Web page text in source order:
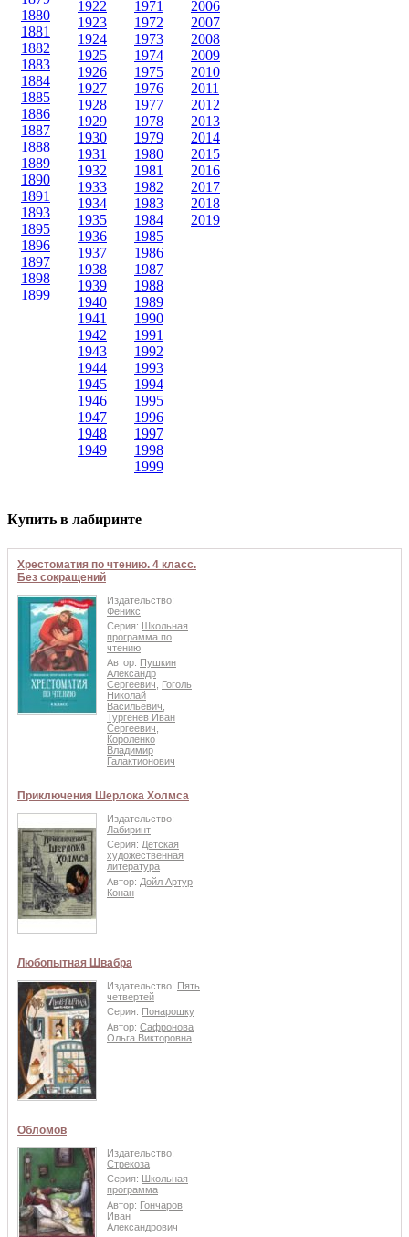
1880
1881
1882
1883
1884
1885
1886
1887
1888
1889
1890
1891
1893
1895
1896
1897
1898
1899
1922
1923
1924
1925
1926
1927
1928
1929
1930
1931
1932
1933
1934
1935
1936
1937
1938
1939
1940
1941
1942
1943
1944
1945
1946
1947
1948
1949
1971
1972
1973
1974
1975
1976
1977
1978
1979
1980
1981
1982
1983
1984
1985
1986
1987
1988
1989
1990
1991
1992
1993
1994
1995
1996
1997
1998
1999
2006
2007
2008
2009
2010
2011
2012
2013
2014
2015
2016
2017
2018
2019
Купить в лабиринте
Хрестоматия по чтению. 4 класс.
Без сокращений
Издательство:
Феникс
Серия: Школьная
программа по
чтению
Автор: Пушкин
Александр
Сергеевич
Гоголь
Николай
Васильевич
Тургенев Иван
Сергеевич
Короленко
Владимир
Галактионович
Приключения Шерлока Холмса
Издательство:
Лабиринт
Серия: Детская
художественная
литература
Автор: Дойл Артур
Конан
Любопытная Швабра
Издательство: Пять
четвертей
Серия: Понарошку
Автор: Сафронова
Ольга Викторовна
Обломов
Издательство:
Стрекоза
Серия: Школьная
программа
Автор: Гончаров
Иван
Александрович